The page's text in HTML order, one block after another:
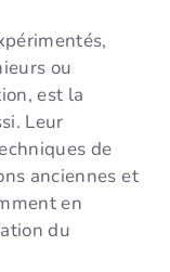
ou
est la
Leur
de
anciennes et
en
du